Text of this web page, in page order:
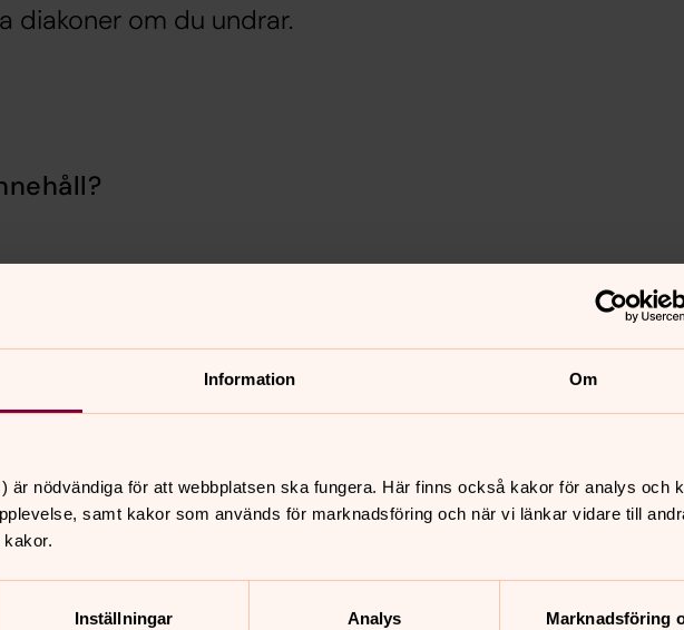
Information Om
är nödvändiga för att webbplatsen ska fungera. Här finns också kakor för analys och
samt kakor som används för marknadsföring och när vi länkar vidare till
Inställningar Analys
Marknadsföring
diakoner om du undrar.
Älghults
Lenhovda-Herråkra församling
Älghults församling